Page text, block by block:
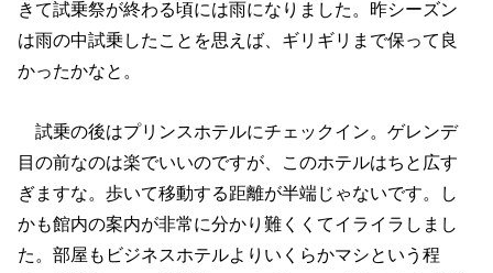
きて試乗祭が終わる頃には雨になりました。昨シーズン
は雨の中試乗したことを思えば、ギリギリまで保って良
かったかなと。
試乗の後はプリンスホテルにチェックイン。ゲレンデ
目の前なのは楽でいいのですが、このホテルはちと広す
ぎますな。歩いて移動する距離が半端じゃないです。し
かも館内の案内が非常に分かり難くくてイライラしまし
た。部屋もビジネスホテルよりいくらかマシという程